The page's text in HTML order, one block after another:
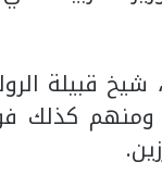
شيخ قبيلة
كذلك